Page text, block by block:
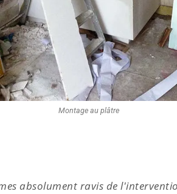
Montage au plâtre
absolument ravis de